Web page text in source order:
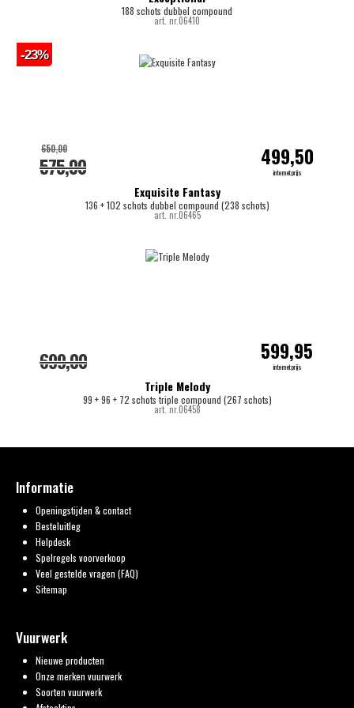
188 schots dubbel compound
art. nr.06410
Exquisite Fantasy
136 + 102 schots dubbel compound (238 schots)
art. nr.06465
575,00
650,00 499,50
internetprijs
-23%
Triple Melody
99 + 96 + 72 schots triple compound (267 schots)
art. nr.06458
699,00 599,95
internetprijs
Informatie
Openingstijden & contact
Besteluitleg
Helpdesk
Spelregels voorverkoop
Veel gestelde vragen (FAQ)
Sitemap
Vuurwerk
Nieuwe producten
Onze merken vuurwerk
Soorten vuurwerk